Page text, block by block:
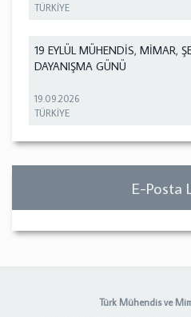
TÜRKİYE
19 EYLÜL MÜHENDİS, MİMAR,
DAYANIŞMA GÜNÜ
19.09.2026
TÜRKİYE
E-Posta
Türk Mühendis ve